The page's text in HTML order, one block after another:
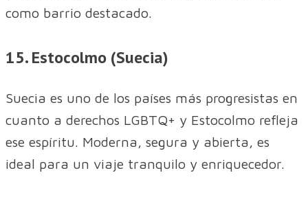
como barrio destacado.
15. Estocolmo (Suecia)
Suecia es uno de los países más progresistas en
cuanto a derechos LGBTQ+ y Estocolmo refleja
ese espíritu. Moderna, segura y abierta, es
ideal para un viaje tranquilo y enriquecedor.